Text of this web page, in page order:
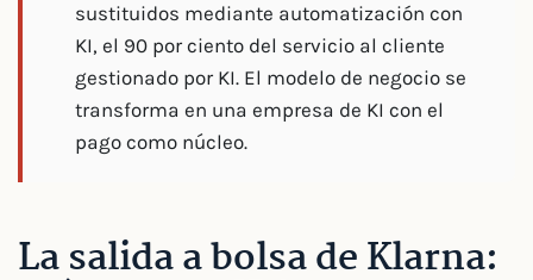
sustituidos mediante automatización con
KI, el 90 por ciento del servicio al cliente
gestionado por KI. El modelo de negocio se
transforma en una empresa de KI con el
pago como núcleo.
La salida a bolsa de Klarna: